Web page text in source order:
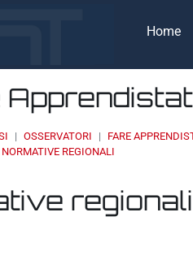
Home
OSSERVATORI FARE
NORMATIVE REGIONALI
regionali